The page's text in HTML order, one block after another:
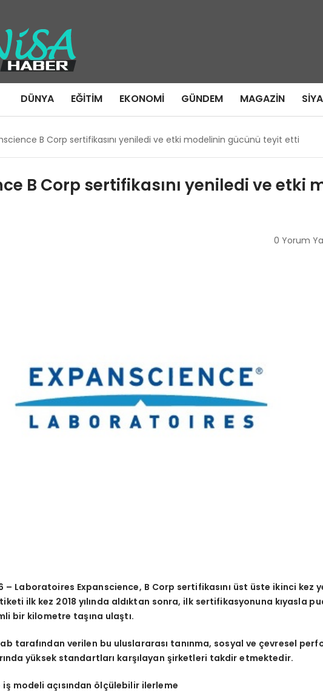
DÜNYA EĞITIM EKONOMI GÜNDEM MAGAZIN
B Corp sertifikasını yeniledi ve etki modelinin gücünü teyit etti
B Corp sertifikasını yeniledi ve
0 Yorum
– Laboratoires Expanscience, B Corp sertifikasını üst üste ikinci kez
ilk kez 2018 yılında aldıktan sonra, ilk sertifikasyonuna kıyasla
bir kilometre taşına ulaştı.
Lab tarafından verilen bu uluslararası tanınma, sosyal ve çevresel
yüksek standartları karşılayan şirketleri takdir etmektedir.
modeli açısından ölçülebilir ilerleme